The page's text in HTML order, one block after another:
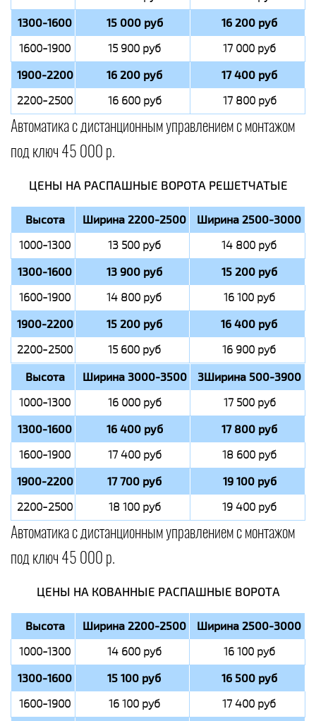
1300-1600 15 000 руб 16 200 руб
1600-1900 15 900 руб 17 000 руб
1900-2200 16 200 руб 17 400 руб
2200-2500 16 600 руб 17 800 руб
Автоматика с дистанционным управлением с монтажом
под ключ 45 000 р.
ЦЕНЫ НА РАСПАШНЫЕ ВОРОТА РЕШЕТЧАТЫЕ
Высота Ширина 2200-2500 Ширина 2500-3000
1000-1300 13 500 руб 14 800 руб
1300-1600 13 900 руб 15 200 руб
1600-1900 14 800 руб 16 100 руб
1900-2200 15 200 руб 16 400 руб
2200-2500 15 600 руб 16 900 руб
Высота Ширина 3000-3500 3Ширина 500-3900
1000-1300 16 000 руб 17 500 руб
1300-1600 16 400 руб 17 800 руб
1600-1900 17 400 руб 18 600 руб
1900-2200 17 700 руб 19 100 руб
2200-2500 18 100 руб 19 400 руб
Автоматика с дистанционным управлением с монтажом
под ключ 45 000 р.
ЦЕНЫ НА КОВАННЫЕ РАСПАШНЫЕ ВОРОТА
Высота Ширина 2200-2500 Ширина 2500-3000
1000-1300 14 600 руб 16 100 руб
1300-1600 15 100 руб 16 500 руб
1600-1900 16 100 руб 17 400 руб